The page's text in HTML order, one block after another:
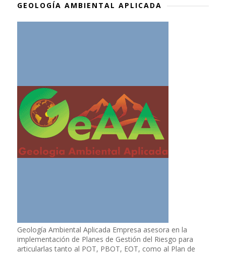
GEOLOGÍA AMBIENTAL APLICADA
Geología Ambiental Aplicada Empresa asesora en la
implementación de Planes de Gestión del Riesgo para
articularlas tanto al POT, PBOT, EOT, como al Plan de